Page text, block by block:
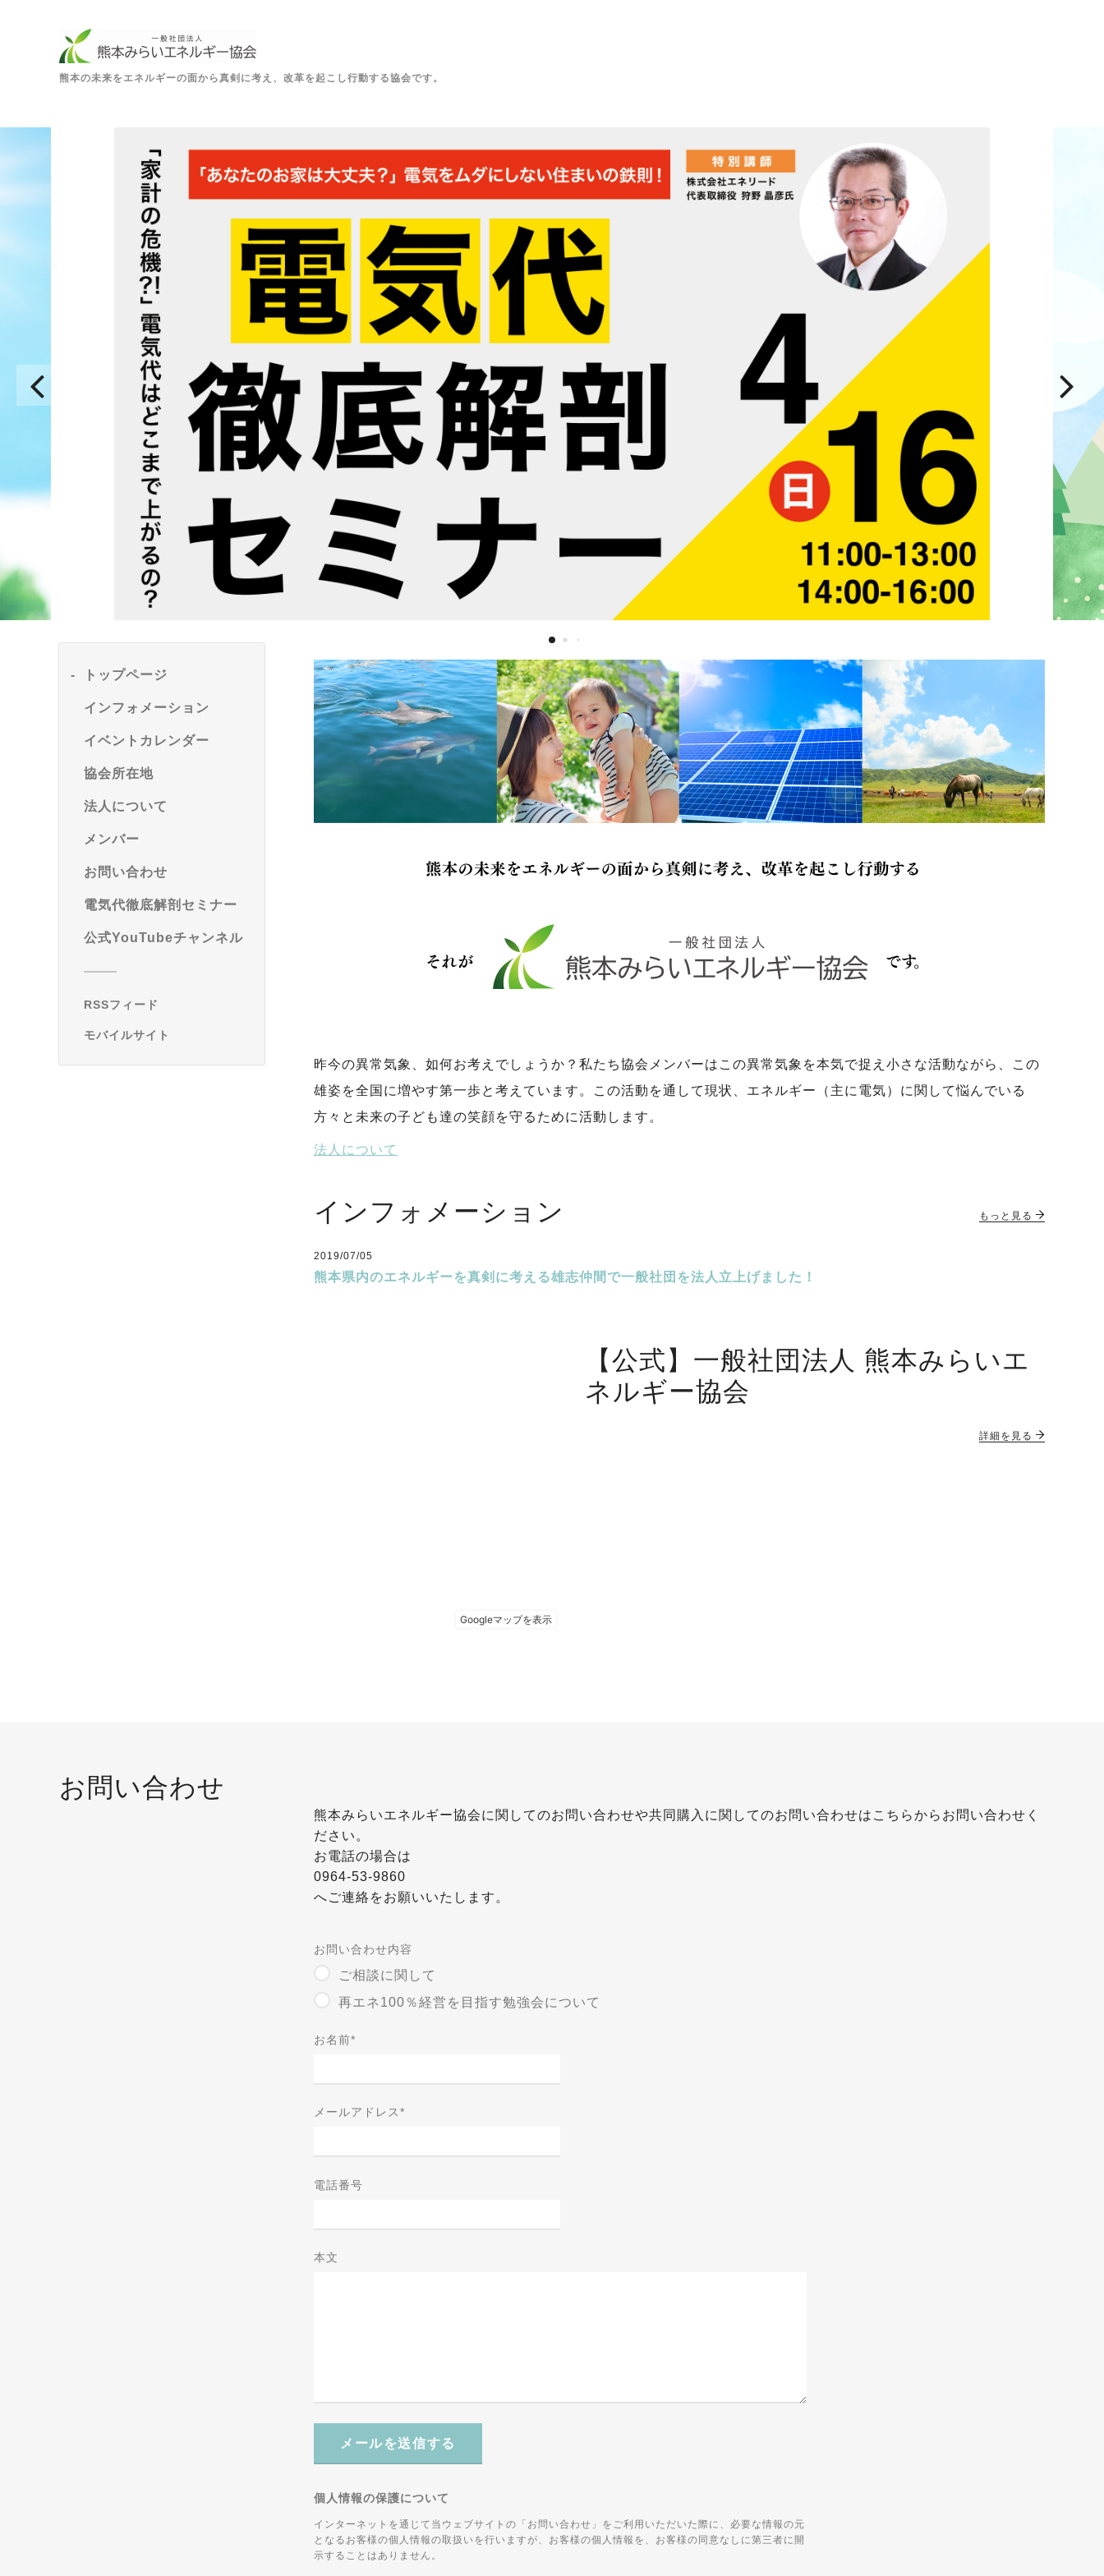
熊本の未来をエネルギーの面から真剣に考え、改革を起こし行動する協会です。
トップページ
インフォメーション
イベントカレンダー
協会所在地
法人について
メンバー
お問い合わせ
電気代徹底解剖セミナー
公式YouTubeチャンネル
RSSフィード
モバイルサイト
昨今の異常気象、如何お考えでしょうか？私たち協会メンバーはこの異常気象を本気で捉え小さな活動ながら、この
雄姿を全国に増やす第一歩と考えています。この活動を通して現状、エネルギー（主に電気）に関して悩んでいる
方々と未来の子ども達の笑顔を守るために活動します。
法人について
インフォメーション
2019/07/05
熊本県内のエネルギーを真剣に考える雄志仲間で一般社団を法人立上げました！
もっと見る
【公式】一般社団法人 熊本みらいエ
ネルギー協会
詳細を見る
お問い合わせ
熊本みらいエネルギー協会に関してのお問い合わせや共同購入に関してのお問い合わせはこちらからお問い合わせく
ださい。
お電話の場合は
0964-53-9860
へご連絡をお願いいたします。
お問い合わせ内容
ご相談に関して
再エネ100％経営を目指す勉強会について
お名前*
メールアドレス*
電話番号
本文
メールを送信する
個人情報の保護について
インターネットを通じて当ウェブサイトの「お問い合わせ」をご利用いただいた際に、必要な情報の元
となるお客様の個人情報の取扱いを行いますが、お客様の個人情報を、お客様の同意なしに第三者に開
示することはありません。